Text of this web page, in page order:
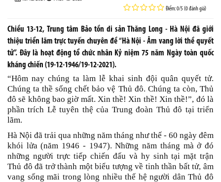
Điểm: 0/5 (0 đánh giá)
Chiều 13-12, Trung tâm Bảo tồn di sản Thăng Long - Hà Nội đã giới
thiệu triển lãm trực tuyến chuyên đề “Hà Nội - Âm vang lời thề quyết
tử”. Đây là hoạt động tổ chức nhân Kỷ niệm 75 năm Ngày toàn quốc
kháng chiến (19-12-1946/19-12-2021).
“Hôm nay chúng ta làm lễ khai sinh đội quân quyết tử.
Chúng ta thề sống chết bảo vệ Thủ đô. Chúng ta còn, Thủ
đô sẽ không bao giờ mất. Xin thề! Xin thề! Xin thề!”, đó là
phần trích Lễ tuyên thệ của Trung đoàn Thủ đô tại triển
lãm.
Hà Nội đã trải qua những năm tháng như thế - 60 ngày đêm
khói lửa (năm 1946 - 1947). Những năm tháng mà ở đó
những người trực tiếp chiến đấu và hy sinh tại mặt trận
Thủ đô đã trở thành một biểu tượng về tinh thần bất tử, âm
vang sống mãi trong lòng nhiều thế hệ người dân Thủ đô